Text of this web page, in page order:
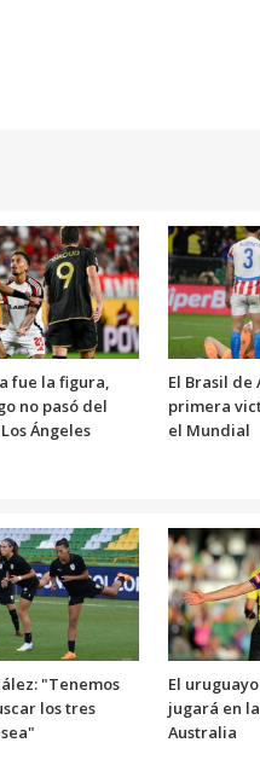
fue la figura,
no pasó del
Ángeles
El Brasil
primera
el Mundial
"Tenemos
los tres
El
jugará en
Australia